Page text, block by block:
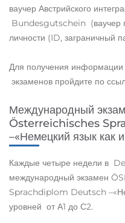
ваучер Австрийского
Bundesgutschein (ваучер
личности (ID, заграничный
Для получения информации
экзаменов пройдите по
Международный
Österreichisches
–«Немецкий язык как
Каждые четыре недели в
международный экзамен
Sprachdiplom Deutsch
уровней от А1 до С2.